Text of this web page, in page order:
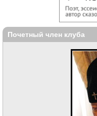
Почетный член клуба